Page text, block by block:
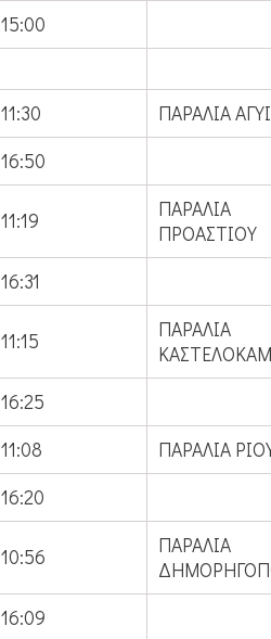
15:00
11:30
ΠΑΡΑΛΙΑ
16:50
11:19
ΠΑΡΑΛΙΑ
ΠΡΟΑΣΤΙΟΥ
16:31
11:15
ΠΑΡΑΛΙΑ
16:25
11:08
ΠΑΡΑΛΙΑ
16:20
10:56
ΠΑΡΑΛΙΑ
16:09